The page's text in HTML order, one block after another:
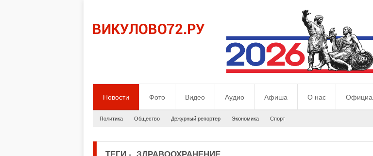
Новости Фото Видео Аудио Афиша О нас
Политика Общество Дежурный репортер Экономика Спорт